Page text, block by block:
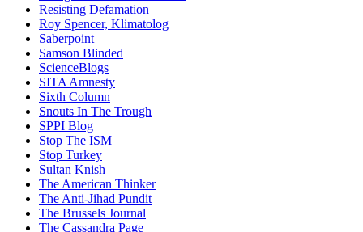
Resisting Defamation
Roy Spencer, Klimatolog
Saberpoint
Samson Blinded
ScienceBlogs
SITA Amnesty
Sixth Column
Snouts In The Trough
SPPI Blog
Stop The ISM
Stop Turkey
Sultan Knish
The American Thinker
The Anti-Jihad Pundit
The Brussels Journal
The Cassandra Page